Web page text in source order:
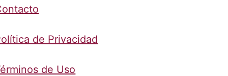
de Privacidad
de Uso